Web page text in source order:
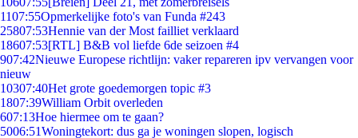
1107:55Opmerkelijke foto's van Funda #243
25807:53Hennie van der Most failliet verklaard
18607:53[RTL] B&B vol liefde 6de seizoen #4
907:42Nieuwe Europese richtlijn: vaker repareren ipv vervangen voor
nieuw
10307:40Het grote goedemorgen topic #3
1807:39William Orbit overleden
607:13Hoe hiermee om te gaan?
5006:51Woningtekort: dus ga je woningen slopen, logisch